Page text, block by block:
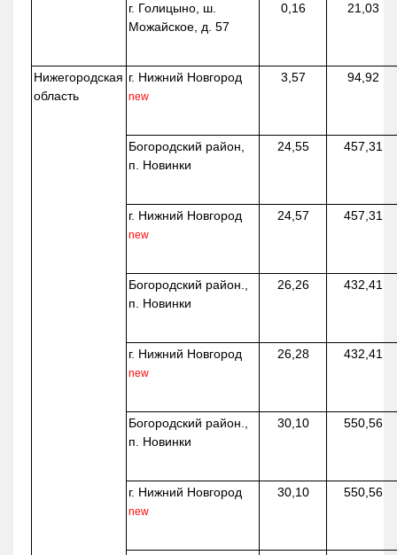
г. Голицыно, ш.
Можайское, д. 57
0,16 21,03
Нижегородская
область
г. Нижний Новгород
new
3,57 94,92
Богородский район,
п. Новинки
24,55 457,31
г. Нижний Новгород
new
24,57 457,31
Богородский район.,
п. Новинки
26,26 432,41
г. Нижний Новгород
new
26,28 432,41
Богородский район.,
п. Новинки
30,10 550,56
г. Нижний Новгород
new
30,10 550,56